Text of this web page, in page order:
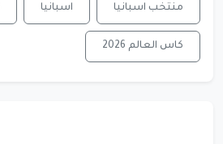
منتخب اسبانيا اسبانيا
كاس العالم 2026